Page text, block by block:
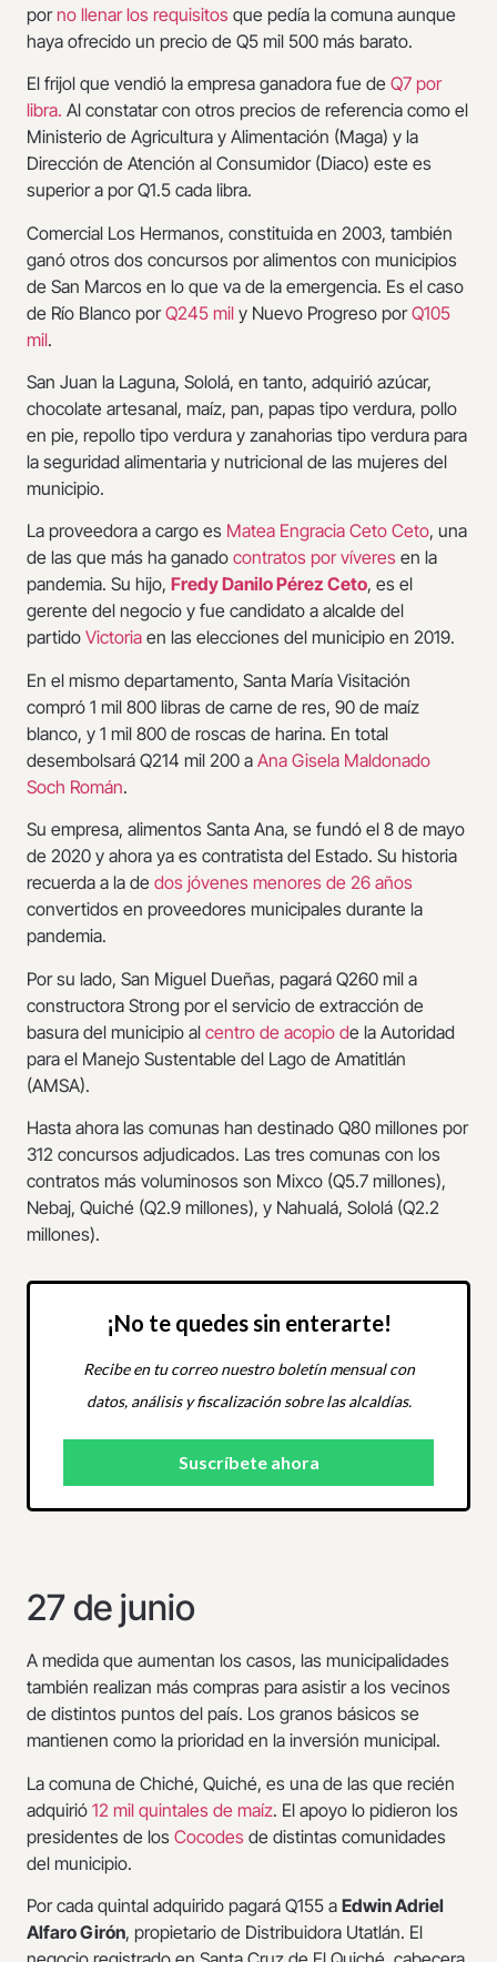
porno llenar los requisitos que pedía la comuna aunque
haya ofrecido un precio de Q5 mil 500 más barato.
El frijol que vendió la empresa ganadora fue de Q7 por
libra. Al constatar con otros precios de referencia como el
Ministerio de Agricultura y Alimentación (Maga) y la
Dirección de Atención al Consumidor (Diaco) este es
superior a por Q1.5 cada libra.
Comercial Los Hermanos, constituida en 2003, también
ganó otros dos concursos por alimentos con municipios
de San Marcos en lo que va de la emergencia. Es el caso
de Río Blanco porQ245 mil y Nuevo Progreso porQ105
mil.
San Juan la Laguna, Sololá, en tanto, adquirió azúcar,
chocolate artesanal, maíz, pan, papas tipo verdura, pollo
en pie, repollo tipo verdura y zanahorias tipo verdura para
la seguridad alimentaria y nutricional de las mujeres del
municipio.
La proveedora a cargo es Matea Engracia Ceto Ceto, una
de las que más ha ganado contratos por víveres en la
pandemia. Su hijo, Fredy Danilo Pérez Ceto, es el
gerente del negocio y fue candidato a alcalde del
partido Victoria en las elecciones del municipio en 2019.
En el mismo departamento, Santa María Visitación
compró 1 mil 800 libras de carne de res, 90 de maíz
blanco, y 1 mil 800 de roscas de harina. En total
desembolsará Q214 mil 200 a Ana Gisela Maldonado
Soch Román.
Su empresa, alimentos Santa Ana, se fundó el 8 de mayo
de 2020 y ahora ya es contratista del Estado. Su historia
recuerda a la de dos jóvenes menores de 26 años
convertidos en proveedores municipales durante la
pandemia.
Por su lado, San Miguel Dueñas, pagará Q260 mil a
constructora Strong por el servicio de extracción de
basura del municipio al centro de acopio de la Autoridad
para el Manejo Sustentable del Lago de Amatitlán
(AMSA).
Hasta ahora las comunas han destinado Q80 millones por
312 concursos adjudicados. Las tres comunas con los
contratos más voluminosos son Mixco (Q5.7 millones),
Nebaj, Quiché (Q2.9 millones), y Nahualá, Sololá (Q2.2
millones).
¡No te quedes sin enterarte!
Recibe en tu correo nuestro boletín mensual con
datos, análisis y fiscalización sobre las alcaldías.
27 de junio
A medida que aumentan los casos, las municipalidades
también realizan más compras para asistir a los vecinos
de distintos puntos del país. Los granos básicos se
mantienen como la prioridad en la inversión municipal.
La comuna de Chiché, Quiché, es una de las que recién
adquirió 12 mil quintales de maíz. El apoyo lo pidieron los
presidentes de los Cocodes de distintas comunidades
del municipio.
Por cada quintal adquirido pagará Q155 a Edwin Adriel
Alfaro Girón, propietario de Distribuidora Utatlán. El